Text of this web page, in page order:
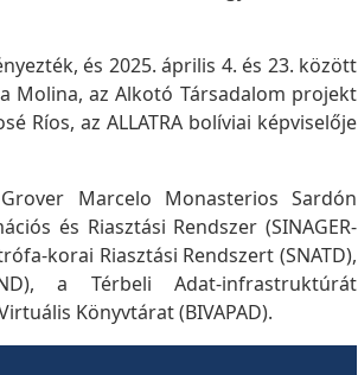
és 2025. április 4. és 23. között
Molina, az Alkotó Társadalom projekt
Ríos, az ALLATRA bolíviai képviselője
Marcelo Monasterios Sardón
és Riasztási Rendszer (SINAGER-
korai Riasztási Rendszert (SNATD),
a Térbeli Adat-infrastruktúrát
Könyvtárat (BIVAPAD).